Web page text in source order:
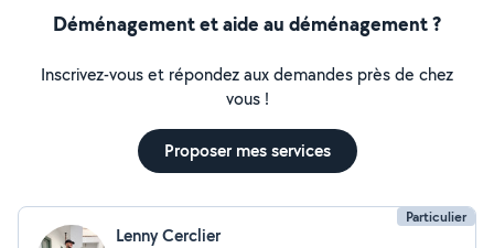
Déménagement et aide au déménagement ?
Inscrivez-vous et répondez aux demandes près de chez
vous !
Proposer mes services
Particulier
Lenny Cerclier